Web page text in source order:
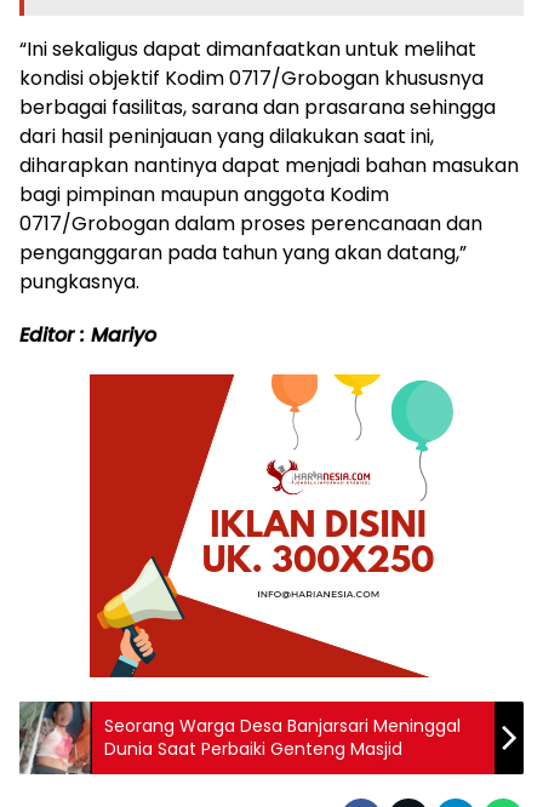
“Ini sekaligus dapat dimanfaatkan untuk melihat
kondisi objektif Kodim 0717/Grobogan khususnya
berbagai fasilitas, sarana dan prasarana sehingga
dari hasil peninjauan yang dilakukan saat ini,
diharapkan nantinya dapat menjadi bahan masukan
bagi pimpinan maupun anggota Kodim
0717/Grobogan dalam proses perencanaan dan
penganggaran pada tahun yang akan datang,”
pungkasnya.
Editor : Mariyo
Seorang Warga Desa Banjarsari Meninggal
Dunia Saat Perbaiki Genteng Masjid